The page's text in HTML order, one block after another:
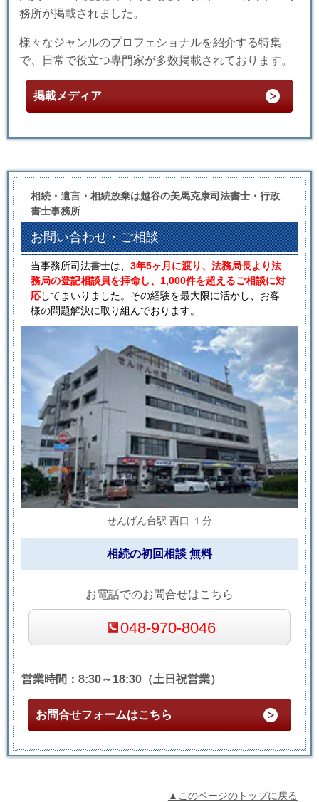
務所が掲載されました。
様々なジャンルのプロフェショナルを紹介する特集
で、日常で役立つ専門家が多数掲載されております。
掲載メディア
相続・遺言・相続放棄は越谷の美馬克康司法書士・行政
書士事務所
お問い合わせ・ご相談
当事務所司法書士は、 3年5ヶ月に渡り、法務局長より法
務局の登記相談員を拝命し、1,000件を超えるご相談に対
応してまいりました。その経験を最大限に活かし、お客
様の問題解決に取り組んでおります。
せんげん台駅 西口 １分
相続の初回相談 無料
お電話でのお問合せはこちら
048-970-8046
営業時間：8:30～18:30（土日祝営業）
お問合せフォームはこちら
▲このページのトップに戻る